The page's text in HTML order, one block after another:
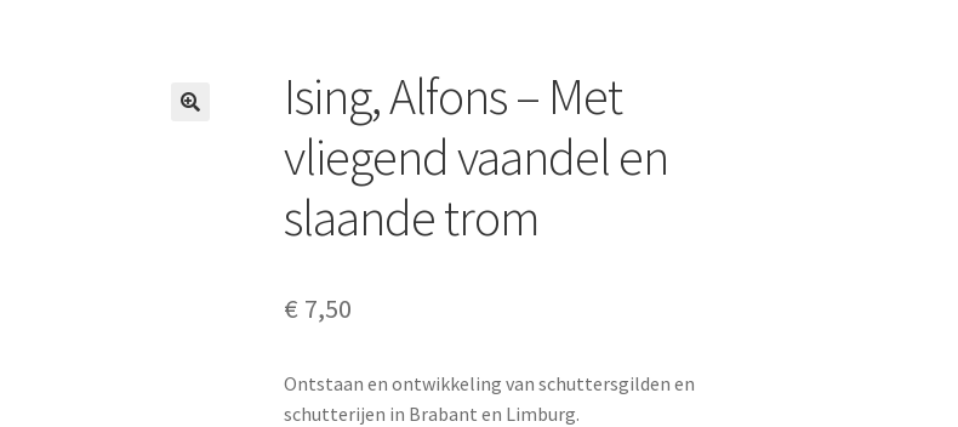
Ising, Alfons – Met
vliegend vaandel en
slaande trom
€ 7,50
Ontstaan en ontwikkeling van schuttersgilden en
schutterijen in Brabant en Limburg.